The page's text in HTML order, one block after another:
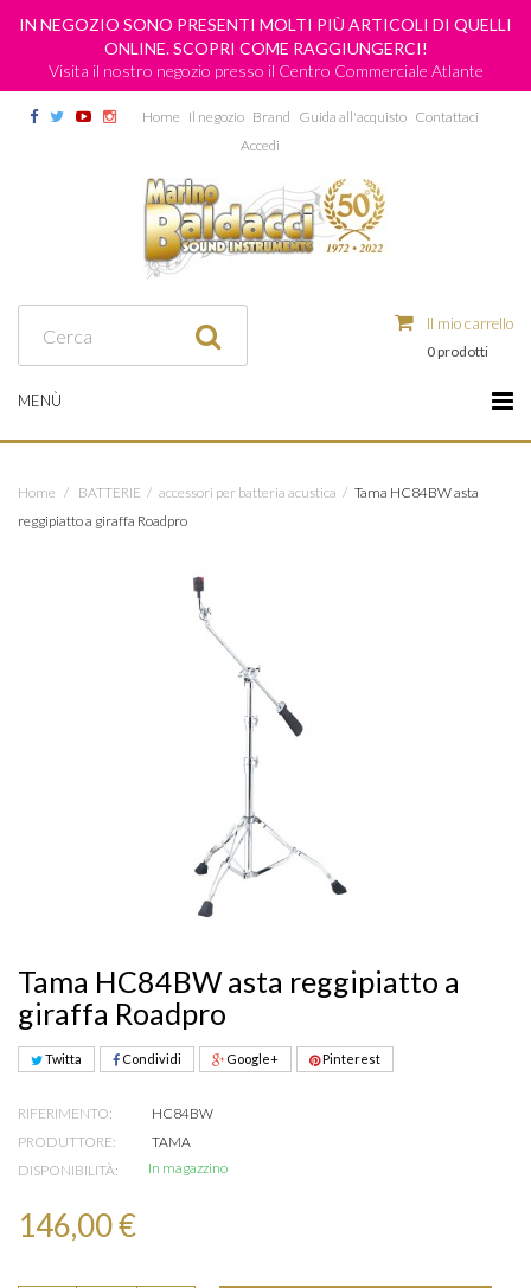
IN NEGOZIO SONO PRESENTI MOLTI PIÙ ARTICOLI DI QUELLI
ONLINE. SCOPRI COME RAGGIUNGERCI!
Visita il nostro negozio presso il Centro Commerciale Atlante
Home Il negozio Brand Guida all'acquisto Contattaci
Accedi
Il mio carrello
0 prodotti
MENÙ
Home / BATTERIE / accessori per batteria acustica / Tama HC84BW asta
reggipiatto a giraffa Roadpro
Tama HC84BW asta reggipiatto a
giraffa Roadpro
Twitta Condividi Google+ Pinterest
RIFERIMENTO:
HC84BW
PRODUTTORE:
TAMA
DISPONIBILITÀ:
In magazzino
146,00 €